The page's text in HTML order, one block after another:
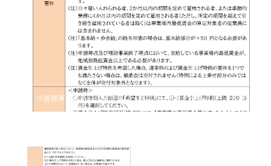
小規模事業者持続化補助金（一般型）（持続化補助金） 8-